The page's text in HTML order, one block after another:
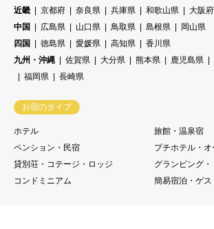
近畿
京都府 奈良県 兵庫県 和歌山県 大阪府
中国
広島県 山口県 鳥取県 島根県
岡山県
四国
徳島県 愛媛県 高知県
香川県
九州・沖縄
佐賀県 大分県 熊本県 鹿児島県
福岡県
長崎県
お宿のタイプ
ホテル
旅館・温泉宿
ペンション・民宿
プチホテル・オ
貸別荘・コテージ・ロッジ
グランピング
コンドミニアム
簡易宿泊・ゲ